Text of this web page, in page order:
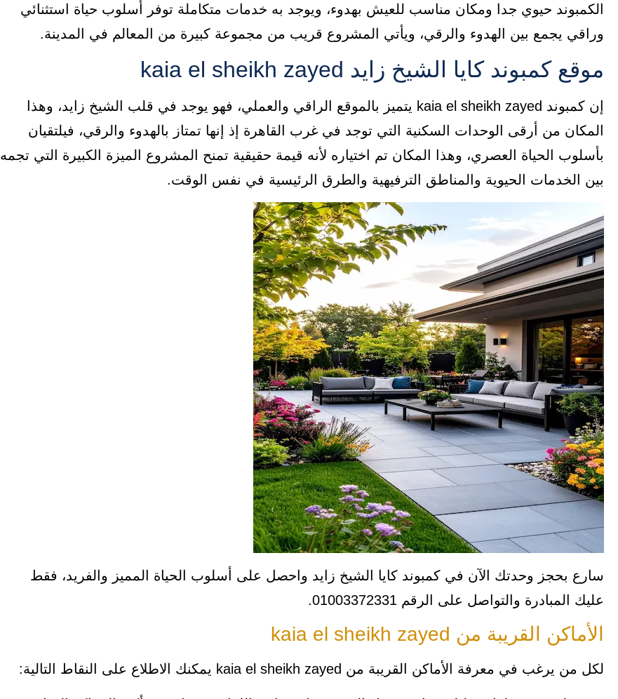
الكمبوند حيوي جدا ومكان مناسب للعيش بهدوء، ويوجد به خدمات متكاملة توفر أسلوب حياة استثنائي
وراقي يجمع بين الهدوء والرقي، ويأتي المشروع قريب من مجموعة كبيرة من المعالم في المدينة.
موقع كمبوند كايا الشيخ زايد kaia el sheikh zayed
إن كمبوند kaia el sheikh zayed يتميز بالموقع الراقي والعملي، فهو يوجد في قلب الشيخ زايد، وهذا
المكان من أرقى الوحدات السكنية التي توجد في غرب القاهرة إذ إنها تمتاز بالهدوء والرقي، فيلتقيان
بأسلوب الحياة العصري، وهذا المكان تم اختياره لأنه قيمة حقيقية تمنح المشروع الميزة الكبيرة التي تجمه
بين الخدمات الحيوية والمناطق الترفيهية والطرق الرئيسية في نفس الوقت.
سارع بحجز وحدتك الآن في كمبوند كايا الشيخ زايد واحصل على أسلوب الحياة المميز والفريد، فقط
عليك المبادرة والتواصل على الرقم 01003372331.
الأماكن القريبة من kaia el sheikh zayed
لكل من يرغب في معرفة الأماكن القريبة من kaia el sheikh zayed يمكنك الاطلاع على النقاط التالية: